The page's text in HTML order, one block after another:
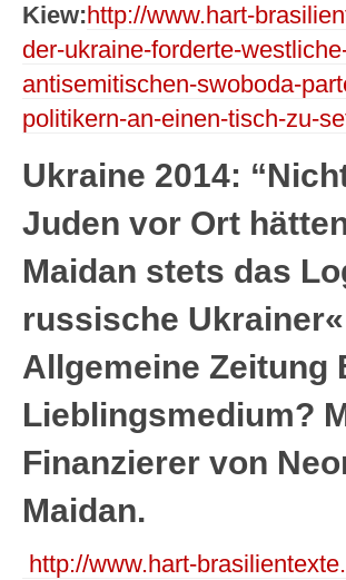
Kiew:http://www.hart-
der-ukraine-forderte-
antisemitischen-swoboda-
politikern-an-einen-tisch-zu-
Ukraine 2014:
Juden vor Ort
Maidan stets das
russische
Allgemeine Zeitung
Lieblingsmedium?
Finanzierer von
Maidan.
http://www.hart-